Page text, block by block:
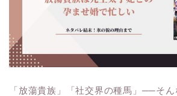
「放蕩貴族」「社交界の種馬」──そ